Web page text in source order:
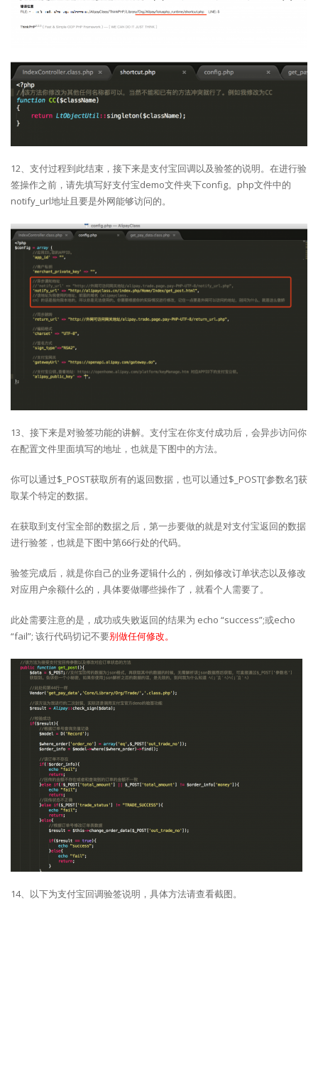
12、支付过程到此结束，接下来是支付宝回调以及验签的说明。在进行验
签操作之前，请先填写好支付宝demo文件夹下config。php文件中的
notify_url地址且要是外网能够访问的。
13、接下来是对验签功能的讲解。支付宝在你支付成功后，会异步访问你
在配置文件里面填写的地址，也就是下图中的方法。
你可以通过$_POST获取所有的返回数据，也可以通过$_POST[‘参数名’]获
取某个特定的数据。
在获取到支付宝全部的数据之后，第一步要做的就是对支付宝返回的数据
进行验签，也就是下图中第66行处的代码。
验签完成后，就是你自己的业务逻辑什么的，例如修改订单状态以及修改
对应用户余额什么的，具体要做哪些操作了，就看个人需要了。
此处需要注意的是，成功或失败返回的结果为 echo “success”;或echo
“fail”; 该行代码切记不要别做任何修改。
14、以下为支付宝回调验签说明，具体方法请查看截图。